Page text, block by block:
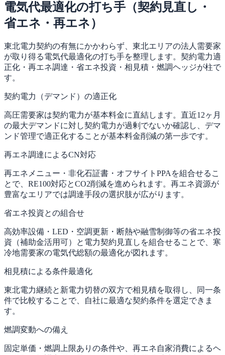
電気代最適化の打ち手（契約見直し・
省エネ・再エネ）
東北電力契約の有無にかかわらず、東北エリアの法人需要家
が取り得る電気代最適化の打ち手を整理します。契約電力適
正化・再エネ調達・省エネ投資・相見積・燃調ヘッジが柱で
す。
契約電力（デマンド）の適正化
高圧需要家は契約電力が基本料金に直結します。直近12ヶ月
の最大デマンドに対し契約電力が過剰でないか確認し、デマ
ンド管理で適正化することが基本料金削減の第一歩です。
再エネ調達によるCN対応
再エネメニュー・非化石証書・オフサイトPPAを組合せるこ
とで、RE100対応とCO2削減を進められます。再エネ資源が
豊富なエリアでは調達手段の選択肢が広がります。
省エネ投資との組合せ
高効率設備・LED・空調更新・断熱や融雪制御等の省エネ投
資（補助金活用可）と電力契約見直しを組合せることで、寒
冷地需要家の電気代総額の最適化が図れます。
相見積による条件最適化
東北電力継続と新電力切替の双方で相見積を取得し、同一条
件で比較することで、自社に最適な契約条件を選定できま
す。
燃調変動への備え
固定単価・燃調上限ありの条件や、再エネ自家消費によるヘ